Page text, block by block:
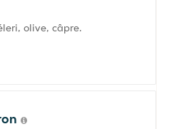
olive, câpre.